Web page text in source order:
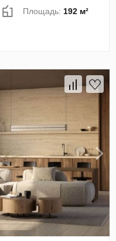
Площадь: 192 м²